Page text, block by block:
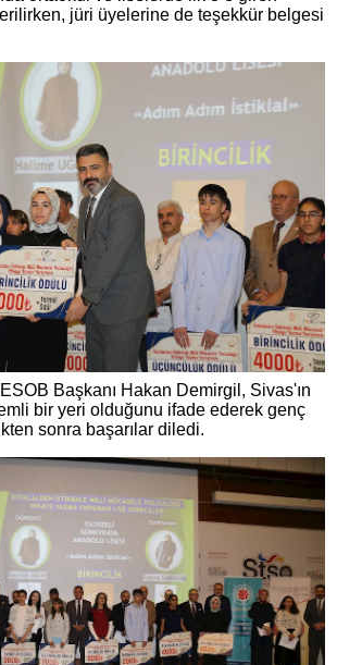
jüri üyelerine de teşekkür belgesi
Başkanı Hakan Demirgil, Sivas'ın
bir yeri olduğunu ifade ederek genç
sonra başarılar diledi.